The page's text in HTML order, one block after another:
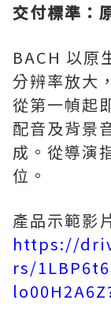
交付標準：
BACH 以原
分辨率放大
從第一幀起
配音及背景
成。從導演
位。
產品示範影
https://
rs/